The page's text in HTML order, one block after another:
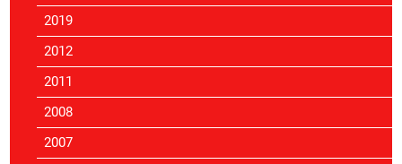
2019
2012
2011
2008
2007